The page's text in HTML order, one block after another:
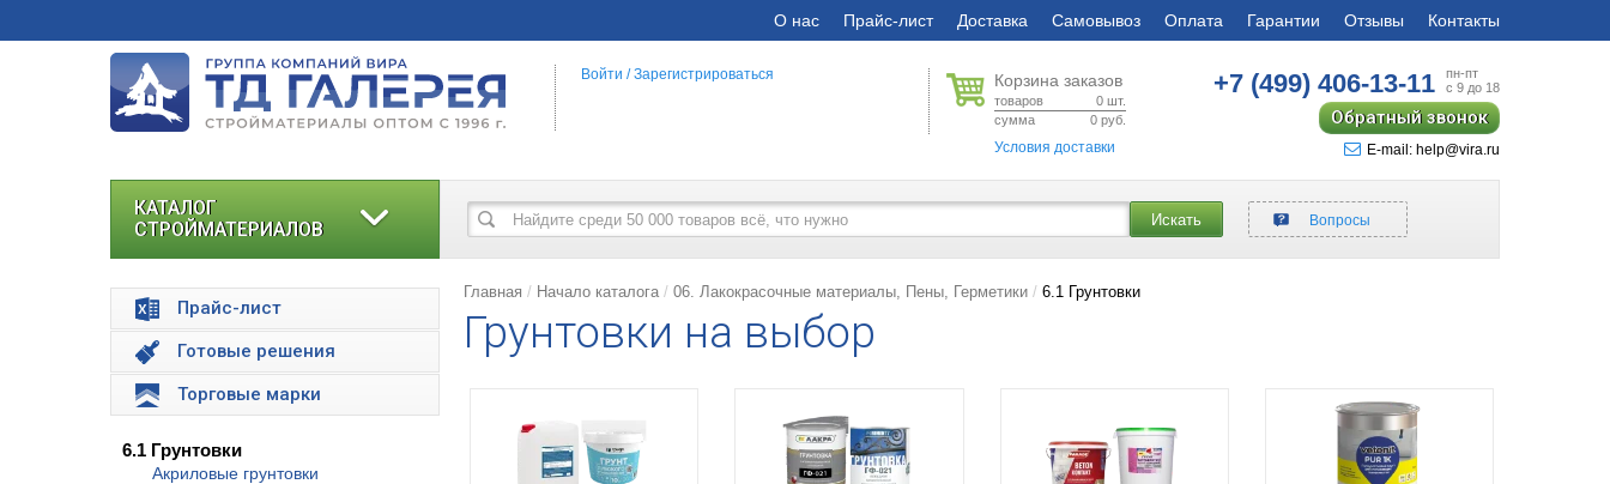
О нас Прайс-лист Доставка Самовывоз Оплата Гарантии Отзывы Контакты
Корзина заказов
товаров 0 шт.
сумма
0 руб.
Условия доставки
+7 (499)406-13-11
пн-пт
с 9 до 18
Обратный звонок
E-mail: help@vira.ru
Войти /Зарегистрироваться
КАТАЛОГ
СТРОЙМАТЕРИАЛОВ
Прайс-лист
Готовые решения
Торговые марки
6.1 Грунтовки
Акриловые грунтовки
Искать Вопросы
Главная Начало каталога 06. Лакокрасочные материалы, Пены, Герметики 6.1 Грунтовки
Грунтовки на выбор